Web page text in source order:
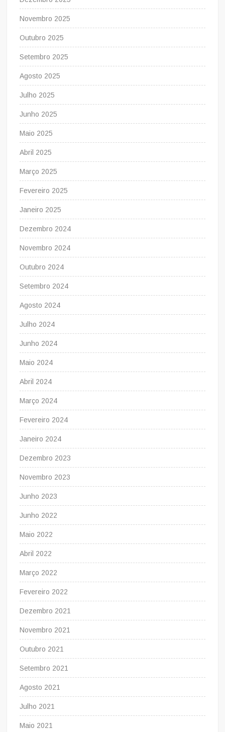
Novembro 2025
Outubro 2025
Setembro 2025
Agosto 2025
Julho 2025
Junho 2025
Maio 2025
Abril 2025
Março 2025
Fevereiro 2025
Janeiro 2025
Dezembro 2024
Novembro 2024
Outubro 2024
Setembro 2024
Agosto 2024
Julho 2024
Junho 2024
Maio 2024
Abril 2024
Março 2024
Fevereiro 2024
Janeiro 2024
Dezembro 2023
Novembro 2023
Junho 2023
Junho 2022
Maio 2022
Abril 2022
Março 2022
Fevereiro 2022
Dezembro 2021
Novembro 2021
Outubro 2021
Setembro 2021
Agosto 2021
Julho 2021
Maio 2021